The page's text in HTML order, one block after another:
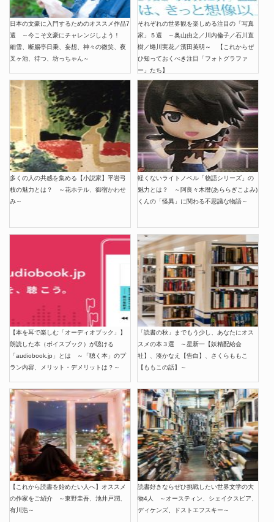
日本の文豪に入門するためのオススメ作品7
選 ～今こそ文豪にチャレンジしよう！
細雪、断腸亭日乗、妄想、神々の微笑、夜
叉ヶ池、待つ、坊っちゃん～
それぞれの世界観を楽しめる注目の「写真
家」５選 ～奥山由之／川内倫子／石川直
樹／蜷川実花／濱田英明～ 【これからぜ
ひ知っておくべき注目「フォトグラファ
ー」たち】
多くの人の共感を集める【小説家】平岩弓
枝の魅力とは？ ～花ホテル、御宿かわせ
み～
軽くないライトノベル「物語シリーズ」の
魅力とは？ ～阿良々木暦(あららぎこよみ)
くんの「怪異」に関わる不思議な物語～
【本を耳で楽しむ「オーディオブック」】
朗読した本（ボイスブック）が聴ける
「audiobook.jp」とは ～「聴く本」のプ
ラン内容、メリット・デメリットは？～
「読書の秋」までもう少し、あなたにオス
スメの本３選 ～星新一【妖精配給会
社】、湊かなえ【告白】、さくらももこ
【ももこの話】～
【これから読書を始めたい人へ】オススメ
の作家をご紹介 ～東野圭吾、池井戸潤、
有川浩～
読書好きならぜひ挑戦したい世界文学の大
物4人 ～オースティン、シェイクスピア、
ディケンズ、ドストエフスキー～